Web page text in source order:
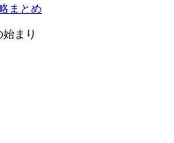
まとめ
まり